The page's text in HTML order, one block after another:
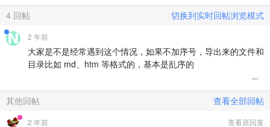
4 回帖 切换到实时回帖浏览模式
2 年前
大家是不是经常遇到这个情况，如果不加序号，导出来的文件和
目录比如 md、htm 等格式的，基本是乱序的
其他回帖 查看全部回帖
2 年前 查看原回复